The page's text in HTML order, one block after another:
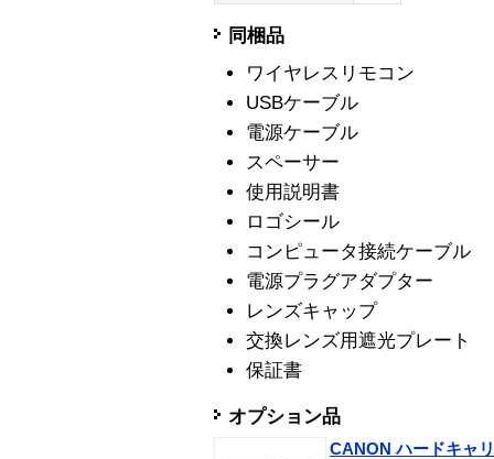
同梱品
ワイヤレスリモコン
USBケーブル
電源ケーブル
スペーサー
使用説明書
ロゴシール
コンピュータ接続ケーブル
電源プラグアダプター
レンズキャップ
交換レンズ用遮光プレート
保証書
オプション品
CANON ハードキャ